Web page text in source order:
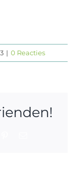
| 0 Reacties